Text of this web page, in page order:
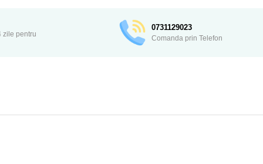
zile pentru
0731129023
Comanda prin Telefon